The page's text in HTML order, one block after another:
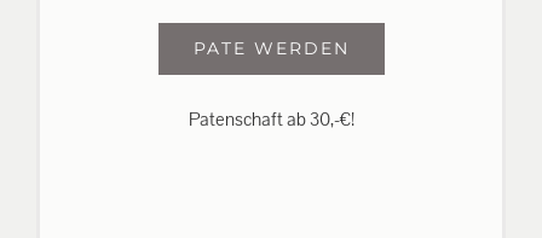
PATE WERDEN
Patenschaft ab 30,-€!